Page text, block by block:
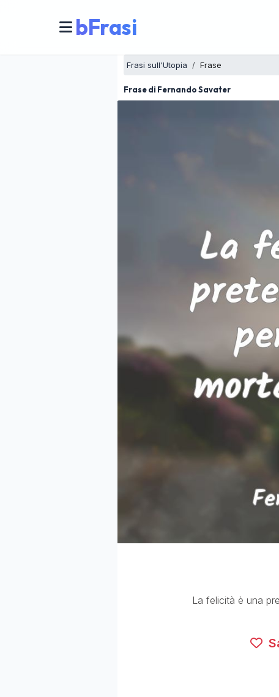
bFrasi
Frasi sull'Utopia Frase
Frase di Fernando Savater
La felicità è una